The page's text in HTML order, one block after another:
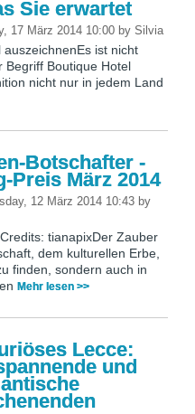
Sie erwartet
17 März 2014 10:00 by Silvia
ist nicht
Begriff Boutique Hotel
nicht nur in jedem Land
Botschafter -
Preis März 2014
12 März 2014 10:43 by
tianapixDer Zauber
dem kulturellen Erbe,
finden, sondern auch in
Mehr lesen >>
Lecce:
und